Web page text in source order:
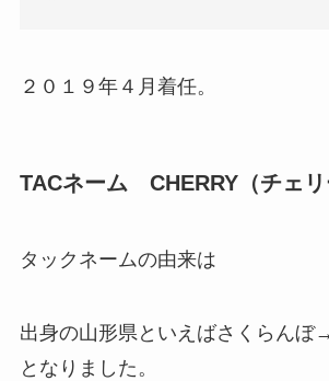
２０１９年４月着任。
TACネーム CHERRY（チェリ
タックネームの由来は
出身の山形県といえばさくらんぼ
となりました。